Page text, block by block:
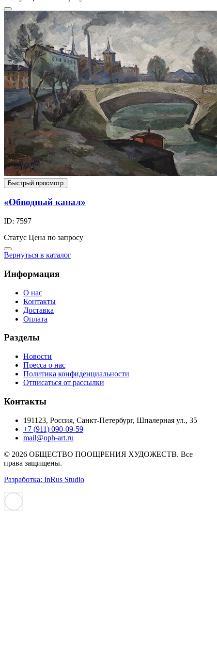
Быстрый просмотр
«Обводный канал»
ID: 7597
Статус Цена по запросу
Вернуться в каталог
Информация
О нас
Контакты
Доставка
Оплата
Разделы
Новости
Пресса о нас
Политика конфиденциальности
Отписаться от рассылки
Контакты
191123, Россия, Санкт-Петербург, Шпалерная ул., 35
+7 (911) 090-09-59
mail@oph-art.ru
© 2026 ОБЩЕСТВО ПООЩРЕНИЯ ХУДОЖЕСТВ. Все
права защищены.
Разработка: InRus Studio